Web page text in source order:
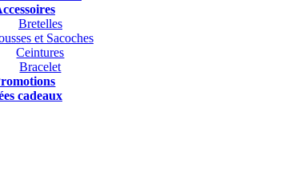
Bretelles
et Sacoches
Ceintures
Bracelet
cadeaux